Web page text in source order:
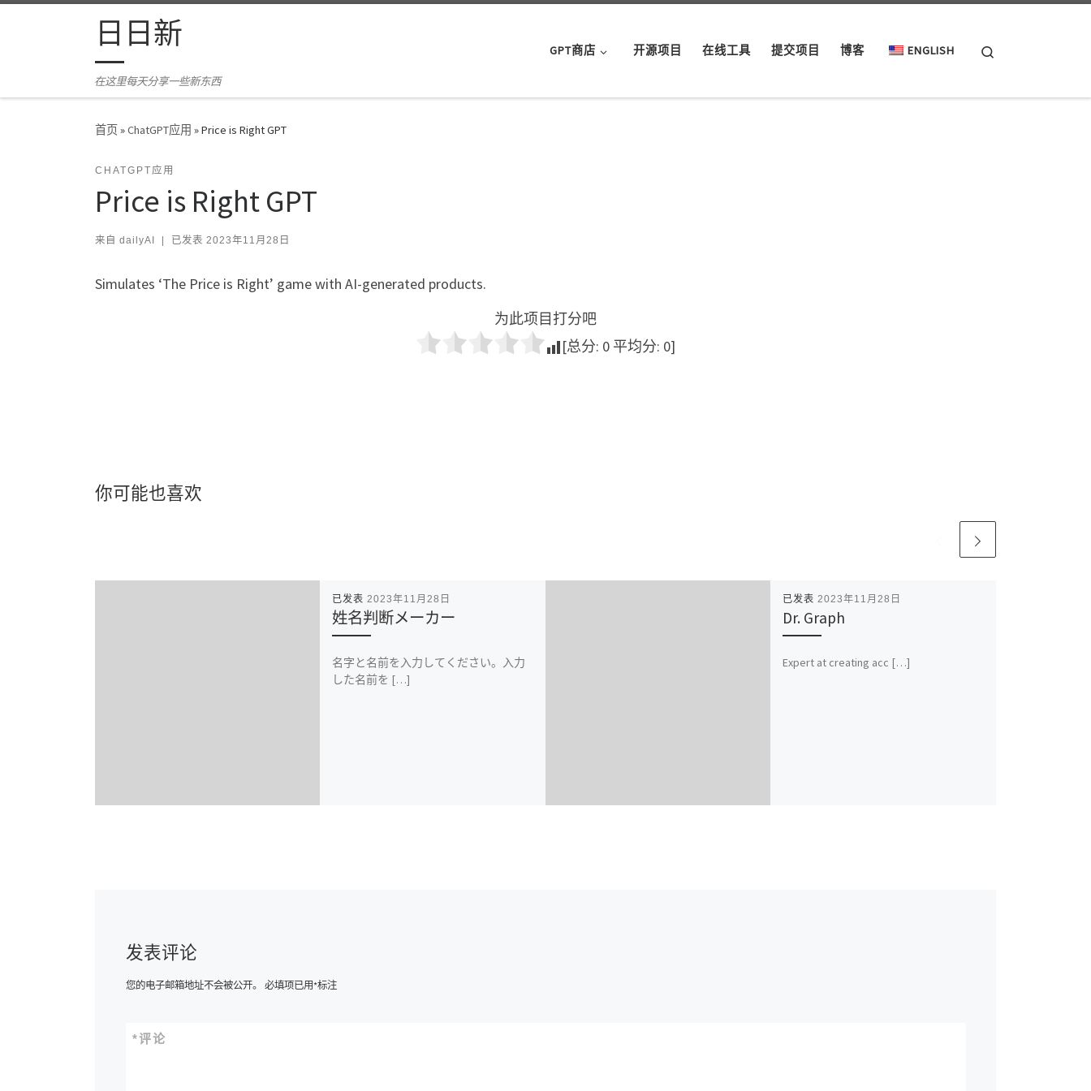
Skip to content日日新
在这里每天分享一些新东西
GPT商店 开源项目 在线工具 提交项目 博客 ENGLISH
首页»ChatGPT应用 »Price is Right GPT
CHATGPT应用
Price is Right GPT
来自 dailyAI 已发表 2023年11月28日
Simulates ‘The Price is Right’ game with AI-generated products.
为此项目打分吧
[总分: 0 平均分: 0]
你可能也喜欢
已发表 2023年11月28日
姓名判断メーカー
名字と名前を入力してください。入力
した名前を […]
已发表 2023年11月28日
Dr. Graph
Expert at creating acc […]
发表评论
您的电子邮箱地址不会被公开。 必填项已用*标注
评论
*